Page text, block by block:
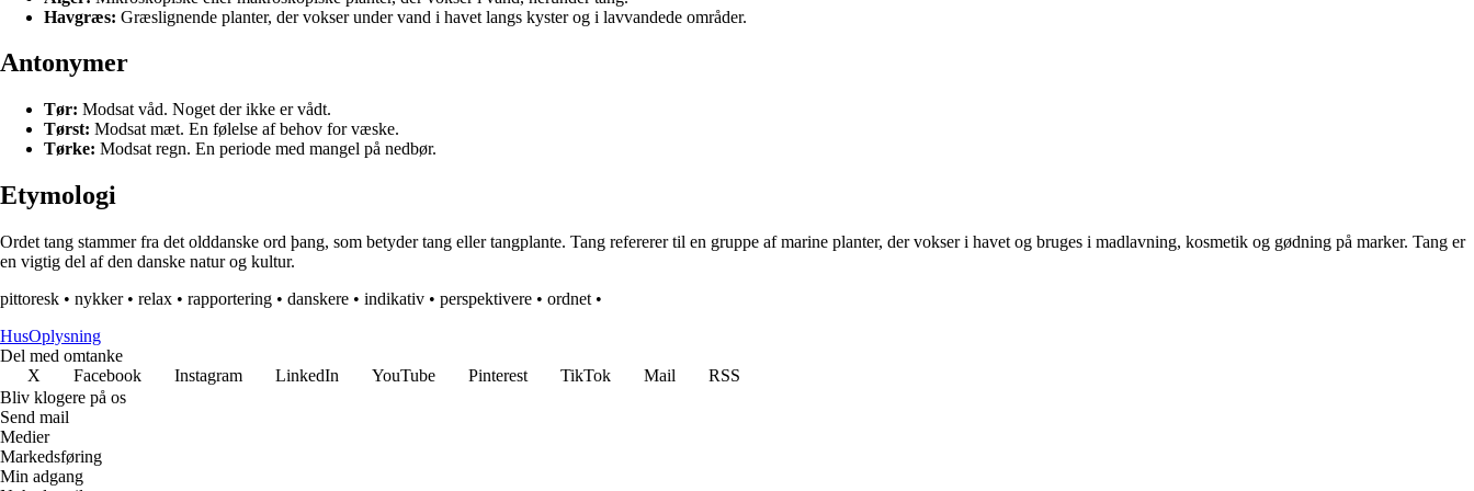
Havgræs: Græslignende planter, der vokser under vand i havet langs kyster og i lavvandede områder.
Antonymer
Tør: Modsat våd. Noget der ikke er vådt.
Tørst: Modsat mæt. En følelse af behov for væske.
Tørke: Modsat regn. En periode med mangel på nedbør.
Etymologi
Ordet tang stammer fra det olddanske ord þang, som betyder tang eller tangplante. Tang refererer til en gruppe af marine planter, der vokser i havet og bruges i madlavning, kosmetik og gødning på marker. Tang er
en vigtig del af den danske natur og kultur.
pittoresk • nykker• relax • rapportering • danskere • indikativ • perspektivere • ordnet •
HusOplysning
Del med omtanke
X
Facebook Instagram LinkedIn YouTube Pinterest TikTok Mail
RSS
Bliv klogere på os
Send mail
Medier
Markedsføring
Min adgang